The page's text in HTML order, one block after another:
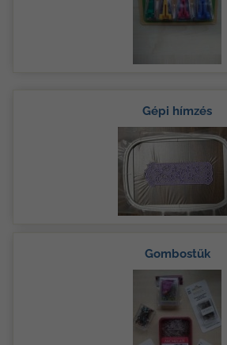
Gépi hímzés
Gombostűk